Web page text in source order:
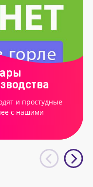
и простудные
с нашими